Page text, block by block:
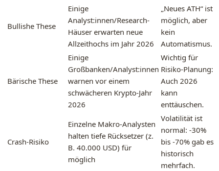
Bullishe These
Einige
Analyst:innen/Research-
Häuser erwarten neue
Allzeithochs im Jahr 2026
„Neues ATH“ ist
möglich, aber
kein
Automatismus.
Bärische These
Einige
Großbanken/Analyst:innen
warnen vor einem
schwächeren Krypto-Jahr
2026
Wichtig für
Risiko-Planung:
Auch 2026
kann
enttäuschen.
Crash-Risiko
Einzelne Makro-Analysten
halten tiefe Rücksetzer (z.
B. 40.000 USD) für
möglich
Volatilität ist
normal: -30%
bis -70% gab es
historisch
mehrfach.